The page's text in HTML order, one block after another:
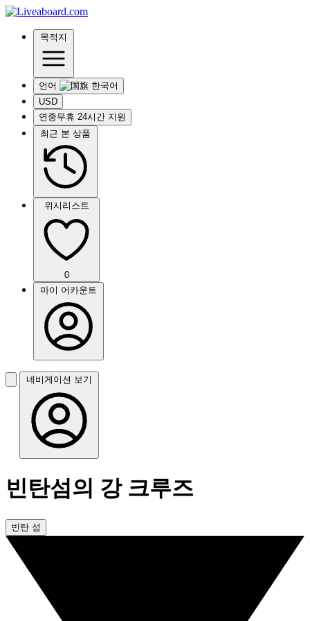
목적지
언어
USD
연중무휴 24시간 지원
최근 본 상품
위시리스트
0
마이 어카운트
네비게이션 보기
빈탄섬의 강 크루즈
빈탄 섬